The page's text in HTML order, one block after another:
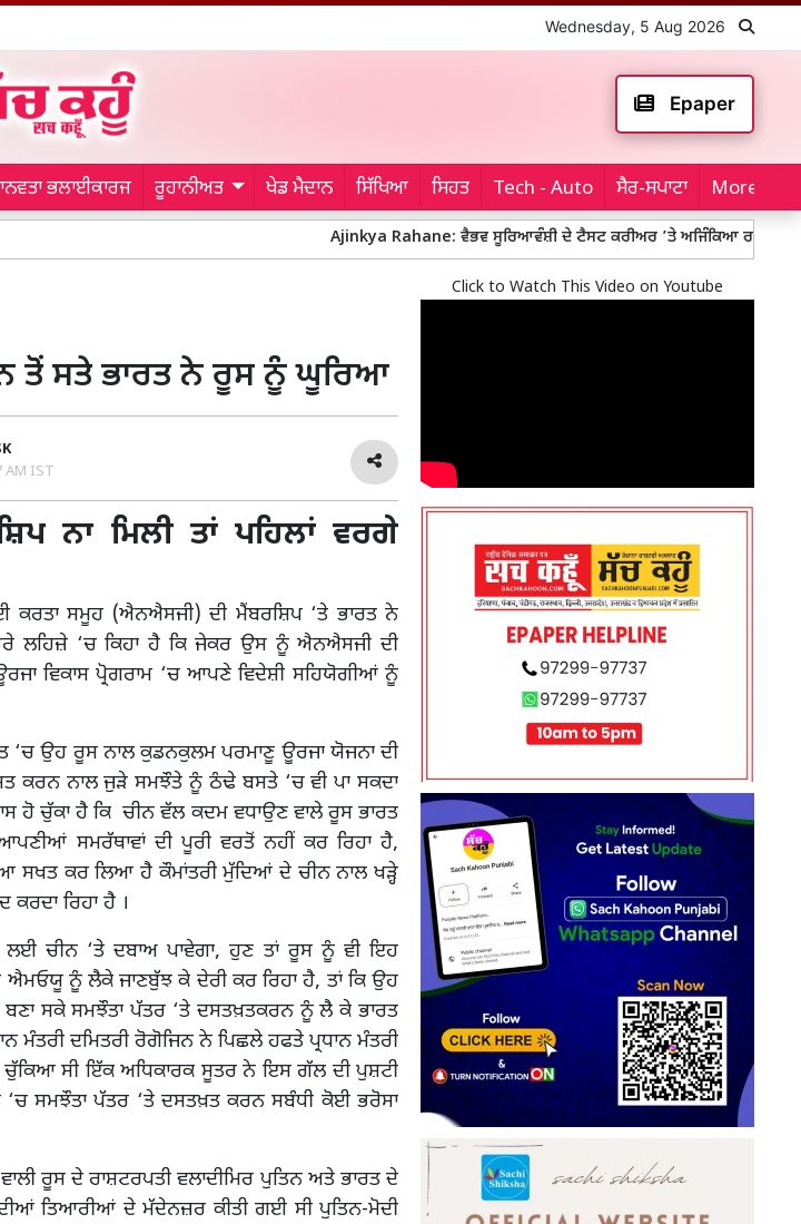
Wednesday, 5 Aug 2026
Epaper
ਭਲਾਈਕਾਰਜ ਰੂਹਾਨੀਅਤ ਖੇਡ ਮੈਦਾਨ ਸਿੱਖਿਆ ਸਿਹਤ Tech - Auto ਸੈਰ-ਸਪਾਟਾ More...
Ajinkya Rahane: ਵੈਭਵ ਸੂਰਿਆਵੰਸ਼ੀ ਦੇ ਟੈਸਟ ਕਰੀਅਰ ’ਤੇ ਅਜਿੰਕਿਆ ਰਹਾਣੇ ਦਾ ਵੱਡਾ ਬਿਆਨ,
ਤੋਂ ਸਤੇ ਭਾਰਤ ਨੇ ਰੂਸ ਨੂੰ ਘੂਰਿਆ
AM IST
ਨਾ ਮਿਲੀ ਤਾਂ ਪਹਿਲਾਂ ਵਰਗੇ
ਕਰਤਾ ਸਮੂਹ (ਐਨਐਸਜੀ) ਦੀ ਮੈਂਬਰਸ਼ਿਪ ‘ਤੇ ਭਾਰਤ ਨੇ
ਲਹਿਜ਼ੇ ‘ਚ ਕਿਹਾ ਹੈ ਕਿ ਜੇਕਰ ਉਸ ਨੂੰ ਐਨਐਸਜੀ ਦੀ
ਵਿਕਾਸ ਪ੍ਰੋਗਰਾਮ ‘ਚ ਆਪਣੇ ਵਿਦੇਸ਼ੀ ਸਹਿਯੋਗੀਆਂ ਨੂੰ
‘ਚ ਉਹ ਰੂਸ ਨਾਲ ਕੁਡਨਕੁਲਮ ਪਰਮਾਣੂ ਊਰਜਾ ਯੋਜਨਾ ਦੀ
ਕਰਨ ਨਾਲ ਜੁੜੇ ਸਮਝੌਤੇ ਨੂੰ ਠੰਢੇ ਬਸਤੇ ‘ਚ ਵੀ ਪਾ ਸਕਦਾ
ਹੋ ਚੁੱਕਾ ਹੈ ਕਿ ਚੀਨ ਵੱਲ ਕਦਮ ਵਧਾਉਣ ਵਾਲੇ ਰੂਸ ਭਾਰਤ
ਸਮਰੱਥਾਵਾਂ ਦੀ ਪੂਰੀ ਵਰਤੋਂ ਨਹੀਂ ਕਰ ਰਿਹਾ ਹੈ,
ਸਖਤ ਕਰ ਲਿਆ ਹੈ ਕੌਮਾਂਤਰੀ ਮੁੱਦਿਆਂ ਦੇ ਚੀਨ ਨਾਲ ਖੜ੍ਹੇ
ਰਿਹਾ ਹੈ ।
ਚੀਨ ‘ਤੇ ਦਬਾਅ ਪਾਵੇਗਾ, ਹੁਣ ਤਾਂ ਰੂਸ ਨੂੰ ਵੀ ਇਹ
ਨੂੰ ਲੈਕੇ ਜਾਣਬੁੱਝ ਕੇ ਦੇਰੀ ਕਰ ਰਿਹਾ ਹੈ, ਤਾਂ ਕਿ ਉਹ
ਸਕੇ ਸਮਝੌਤਾ ਪੱਤਰ ‘ਤੇ ਦਸਤਖ਼ਤਕਰਨ ਨੂੰ ਲੈ ਕੇ ਭਾਰਤ
ਮੰਤਰੀ ਦਮਿਤਰੀ ਰੋਗੋਜਿਨ ਨੇ ਪਿਛਲੇ ਹਫਤੇ ਪ੍ਰਧਾਨ ਮੰਤਰੀ
ਚੁੱਕਿਆ ਸੀ ਇੱਕ ਅਧਿਕਾਰਕ ਸੂਤਰ ਨੇ ਇਸ ਗੱਲ ਦੀ ਪੁਸ਼ਟੀ
‘ਚ ਸਮਝੌਤਾ ਪੱਤਰ ‘ਤੇ ਦਸਤਖ਼ਤ ਕਰਨ ਸਬੰਧੀ ਕੋਈ ਭਰੋਸਾ
ਰੂਸ ਦੇ ਰਾਸ਼ਟਰਪਤੀ ਵਲਾਦੀਮਿਰ ਪੁਤਿਨ ਅਤੇ ਭਾਰਤ ਦੇ
ਦੀਆਂ ਤਿਆਰੀਆਂ ਦੇ ਮੱਦੇਨਜ਼ਰ ਕੀਤੀ ਗਈ ਸੀ ਪੁਤਿਨ-ਮੋਦੀ
Click to Watch This Video on Youtube